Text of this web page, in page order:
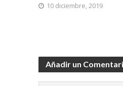
10 diciembre, 2019
Añadir un